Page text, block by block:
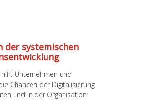
der systemischen
hilft Unternehmen und
Chancen der Digitalisierung
und in der Organisation